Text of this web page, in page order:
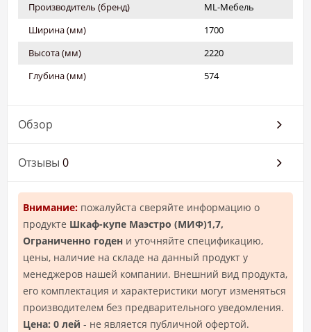
Производитель (бренд)
ML-Мебель
Ширина (мм)
1700
Высота (мм)
2220
Глубина (мм)
574
Обзор
Отзывы 0
Внимание: пожалуйста сверяйте информацию о
продукте Шкаф-купе Маэстро (МИФ)1,7,
Ограниченно годен и уточняйте спецификацию,
цены, наличие на складе на данный продукт у
менеджеров нашей компании. Внешний вид продукта,
его комплектация и характеристики могут изменяться
производителем без предварительного уведомления.
Цена: 0 лей - не является публичной офертой.